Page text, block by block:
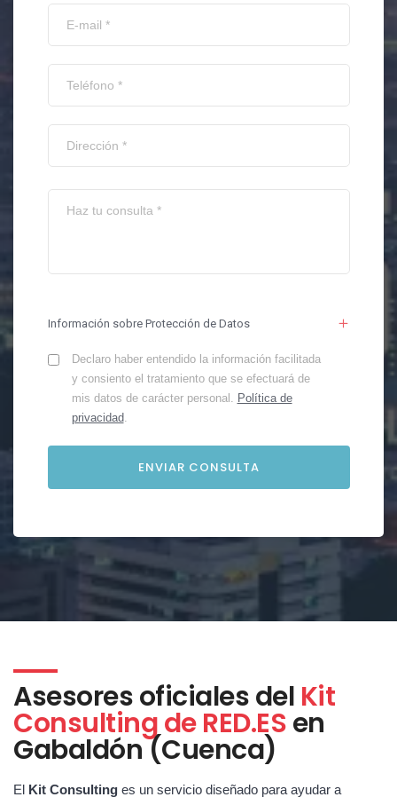
Información sobre Protección de Datos
Declaro haber entendido la información facilitada
y consiento el tratamiento que se efectuará de
mis datos de carácter personal. Política de
privacidad.
Asesores oficiales del Kit
Consulting de RED.ESen
Gabaldón (Cuenca)
El Kit Consulting es un servicio diseñado para ayudar a